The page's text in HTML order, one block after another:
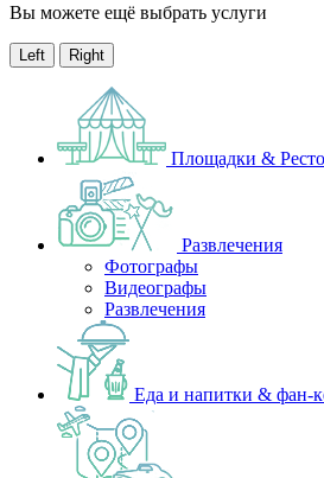
Вы можете ещё выбрать услуги
Left Right
Площадки &
Развлечения
Фотографы
Видеографы
Развлечения
Еда и напитки & фан-